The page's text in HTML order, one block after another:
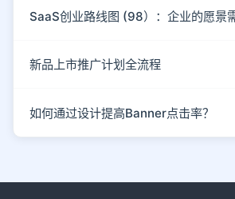
SaaS创业路线图 (98）：企业的愿景
新品上市推广计划全流程
如何通过设计提高Banner点击率？